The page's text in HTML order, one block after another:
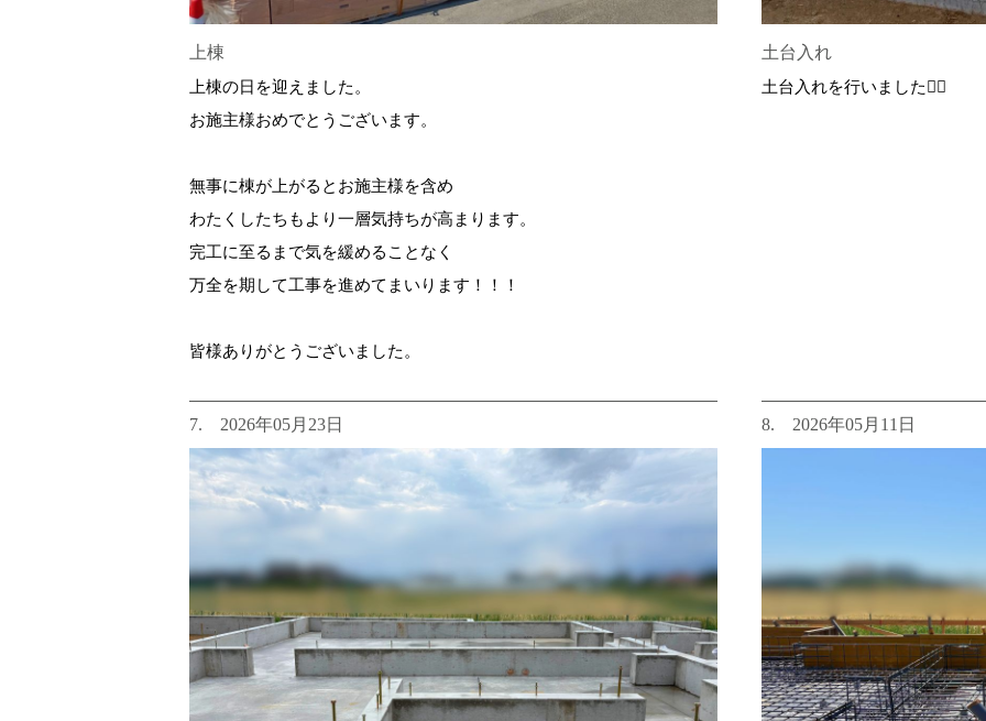
上棟
上棟の日を迎えました。
お施主様おめでとうございます。
無事に棟が上がるとお施主様を含め
わたくしたちもより一層気持ちが高まります。
完工に至るまで気を緩めることなく
万全を期して工事を進めてまいります！！！
皆様ありがとうございました。
土台入れ
土台入れを行いました👷‍♂️
7. 2026年05月23日 8. 2026年05月11日